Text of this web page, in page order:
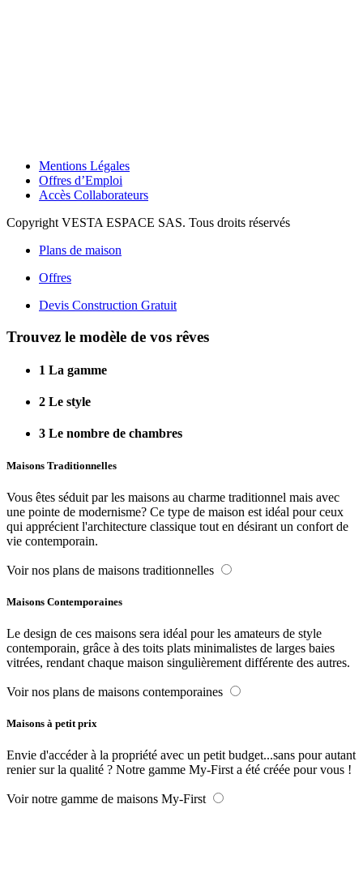
Mentions Légales
Offres d’Emploi
Accès Collaborateurs
Copyright VESTA ESPACE SAS. Tous droits réservés
Plans de maison
Offres
Devis Construction Gratuit
Trouvez le modèle de vos rêves
1 La gamme
2 Le style
3 Le nombre de chambres
Maisons Traditionnelles
Vous êtes séduit par les maisons au charme traditionnel mais avec
une pointe de modernisme? Ce type de maison est idéal pour ceux
qui apprécient l'architecture classique tout en désirant un confort de
vie contemporain.
Voir nos plans de maisons traditionnelles
Maisons Contemporaines
Le design de ces maisons sera idéal pour les amateurs de style
contemporain, grâce à des toits plats minimalistes de larges baies
vitrées, rendant chaque maison singulièrement différente des autres.
Voir nos plans de maisons contemporaines
Maisons à petit prix
Envie d'accéder à la propriété avec un petit budget...sans pour autant
renier sur la qualité ? Notre gamme My-First a été créée pour vous !
Voir notre gamme de maisons My-First